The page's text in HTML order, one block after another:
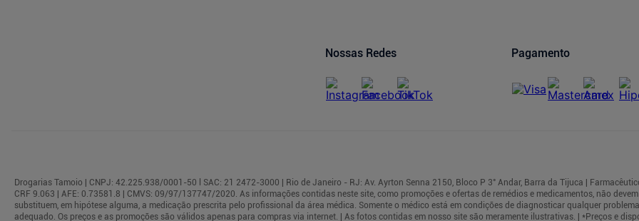
Nossas Redes Pagamento
Drogarias Tamoio | CNPJ: 42.225.938/0001-50 l SAC: 21 2472-3000 | Rio de Janeiro - RJ: Av. Ayrton Senna 2150, Bloco P 3° Andar, Barra da Tijuca |
CRF 9.063 | AFE: 0.73581.8 | CMVS: 09/97/137747/2020. As informações contidas neste site, como promoções e ofertas de remédios e medicamentos, não
substituem, em hipótese alguma, a medicação prescrita pelo profissional da área médica. Somente o médico está em condições de diagnosticar qualquer
adequado. Os preços e as promoções são válidos apenas para compras via internet. | As fotos contidas em nosso site são meramente ilustrativas. | *Preços e